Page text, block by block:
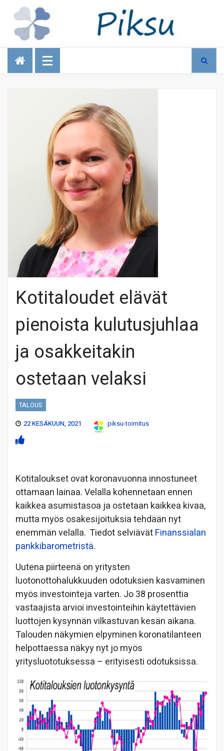
Talous
Kotitaloudet elävät
pienoista kulutusjuhlaa
ja osakkeitakin
ostetaan velaksi
TALOUS
22 KESÄKUUN, 2021
piksu-toimitus
Kotitaloukset ovat koronavuonna innostuneet
ottamaan lainaa. Velalla kohennetaan ennen
kaikkea asumistasoa ja ostetaan kaikkea kivaa,
mutta myös osakesijoituksia tehdään nyt
enemmän velalla. Tiedot selviävätFinanssialan
pankkibarometristä.
Uutena piirteenä on yritysten
luotonottohalukkuuden odotuksien kasvaminen
myös investointeja varten. Jo 38 prosenttia
vastaajista arvioi investointeihin käytettävien
luottojen kysynnän vilkastuvan kesän aikana.
Talouden näkymien elpyminen koronatilanteen
helpottaessa näkyy nyt jo myös
yritysluototuksessa – erityisesti odotuksissa.